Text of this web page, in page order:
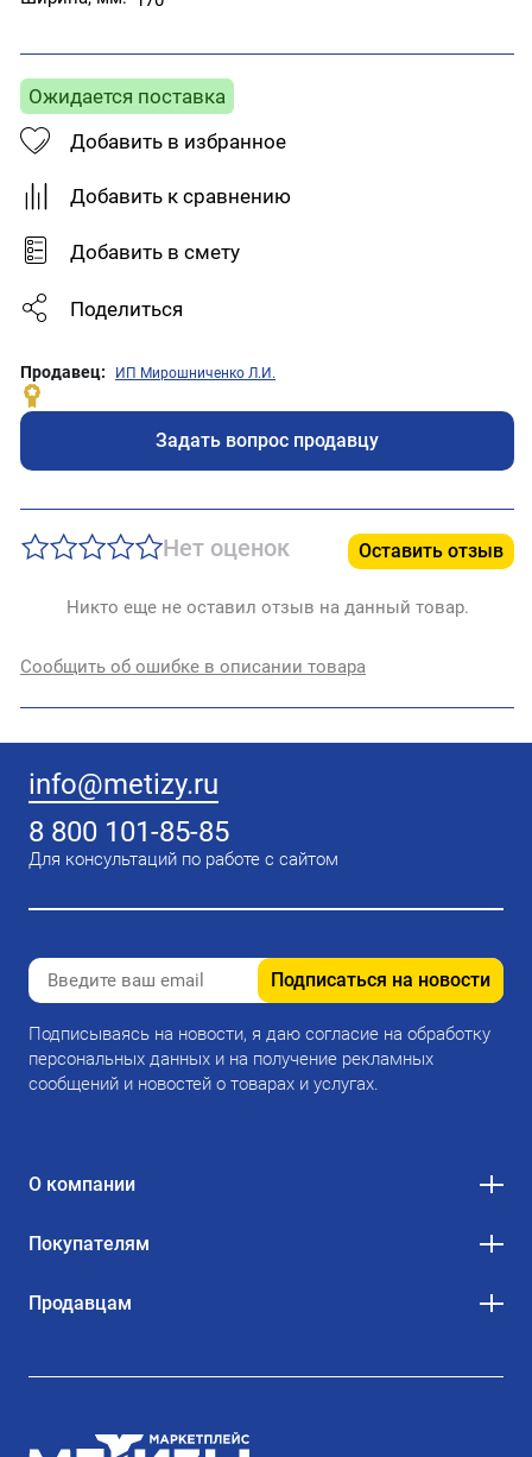
Ожидается поставка
Добавить в избранное
Добавить к сравнению
Добавить в смету
Поделиться
Продавец: ИП Мирошниченко Л.И.
Задать вопрос продавцу
Нет оценок Оставить отзыв
Никто еще не оставил отзыв на данный товар.
Сообщить об ошибке в описании товара
info@metizy.ru
8 800 101-85-85
Для консультаций по работе с сайтом
Подписаться на новости
Подписываясь на новости, я даю согласие на обработку
персональных данных и на получение рекламных
сообщений и новостей о товарах и услугах.
О компании
Покупателям
Продавцам